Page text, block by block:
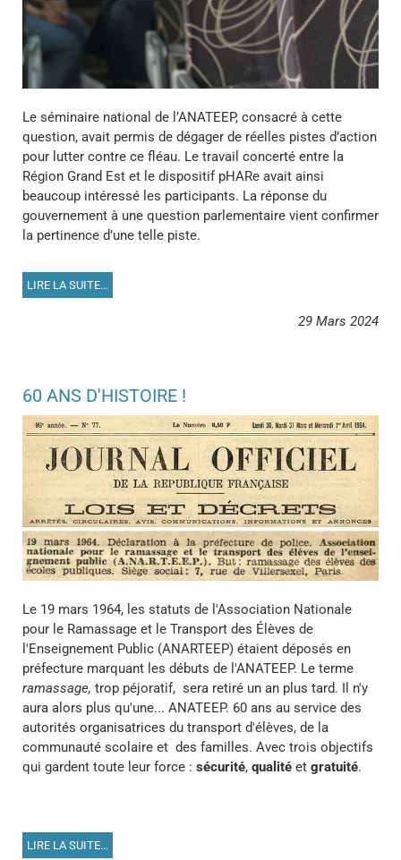
Le séminaire national de l’ANATEEP, consacré à cette
question, avait permis de dégager de réelles pistes d’action
pour lutter contre ce fléau. Le travail concerté entre la
Région Grand Est et le dispositif pHARe avait ainsi
beaucoup intéressé les participants. La réponse du
gouvernement à une question parlementaire vient confirmer
la pertinence d’une telle piste.
LIRE LA SUITE...
29 Mars 2024
60 ANS D'HISTOIRE !
Le 19 mars 1964, les statuts de l'Association Nationale
pour le Ramassage et le Transport des Élèves de
l'Enseignement Public (ANARTEEP) étaient déposés en
préfecture marquant les débuts de l'ANATEEP. Le terme
ramassage, trop péjoratif, sera retiré un an plus tard. Il n'y
aura alors plus qu'une... ANATEEP. 60 ans au service des
autorités organisatrices du transport d'élèves, de la
communauté scolaire et des familles. Avec trois objectifs
qui gardent toute leur force : sécurité, qualité et gratuité.
LIRE LA SUITE...